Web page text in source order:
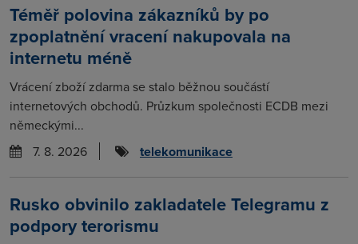
Téměř polovina zákazníků by po
zpoplatnění vracení nakupovala na
internetu méně
Vrácení zboží zdarma se stalo běžnou součástí
internetových obchodů. Průzkum společnosti ECDB mezi
německými...
7. 8. 2026
telekomunikace
Rusko obvinilo zakladatele Telegramu z
podpory terorismu